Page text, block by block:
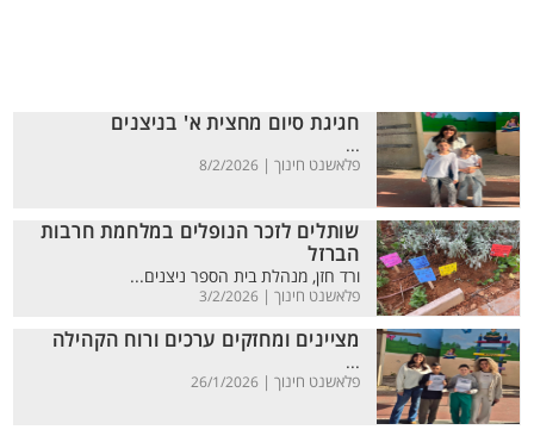
חגיגת סיום מחצית א' בניצנים
...
פלאשנט חינוך | 8/2/2026
שותלים לזכר הנופלים במלחמת חרבות
הברזל
ורד חזן, מנהלת בית הספר ניצנים...
פלאשנט חינוך | 3/2/2026
מציינים ומחזקים ערכים ורוח הקהילה
...
פלאשנט חינוך | 26/1/2026